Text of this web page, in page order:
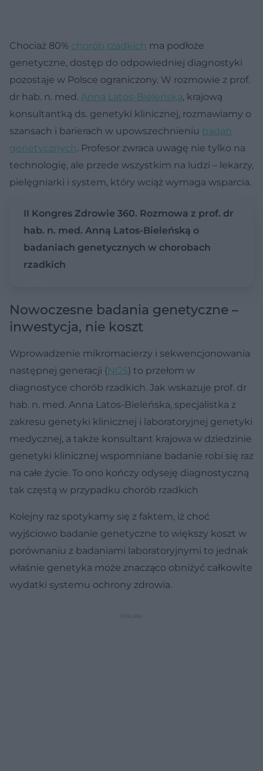
Chociaż 80% chorób rzadkich ma podłoże
genetyczne, dostęp do odpowiedniej diagnostyki
pozostaje w Polsce ograniczony. W rozmowie z prof.
dr hab. n. med. Anną Latos-Bieleńską, krajową
konsultantką ds. genetyki klinicznej, rozmawiamy o
szansach i barierach w upowszechnieniu badań
genetycznych. Profesor zwraca uwagę nie tylko na
technologię, ale przede wszystkim na ludzi – lekarzy,
pielęgniarki i system, który wciąż wymaga wsparcia.
II Kongres Zdrowie 360. Rozmowa z prof. dr
hab. n. med. Anną Latos-Bieleńską o
badaniach genetycznych w chorobach
rzadkich
Nowoczesne badania genetyczne –
inwestycja, nie koszt
Wprowadzenie mikromacierzy i sekwencjonowania
następnej generacji (NGS) to przełom w
diagnostyce chorób rzadkich. Jak wskazuje prof. dr
hab. n. med. Anna Latos-Bieleńska, specjalistka z
zakresu genetyki klinicznej i laboratoryjnej genetyki
medycznej, a także konsultant krajowa w dziedzinie
genetyki klinicznej wspomniane badanie robi się raz
na całe życie. To ono kończy odyseję diagnostyczną
tak częstą w przypadku chorób rzadkich
Kolejny raz spotykamy się z faktem, iż choć
wyjściowo badanie genetyczne to większy koszt w
porównaniu z badaniami laboratoryjnymi to jednak
właśnie genetyka może znacząco obniżyć całkowite
wydatki systemu ochrony zdrowia.